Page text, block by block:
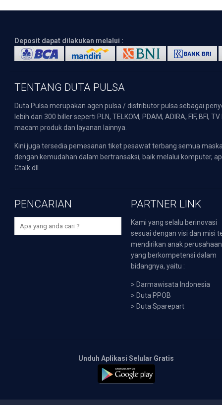
Deposit dapat dilakukan melalui :
TENTANG DUTA PULSA
Duta Pulsa merupakan agen pulsa / distributor pulsa sebagai
lebih dari 300 biller seperti PLN, TELKOM, PDAM, ADIRA, FIF,
macam produk dan layanan lainnya.
Kini juga tersedia pemesanan tiket pesawat terbang semua
dengan kemudahan dalam bertransaksi, baik melalui komputer,
Gtalk dll.
PENCARIAN PARTNER LINK
Kami yang selalu berinovasi
sesuai dengan visi dan misi
mendirikan anak perusahaan
yang berkompetensi dalam
bidangnya, yaitu :
> Darmawisata Indonesia
> Duta PPOB
> Duta Sparepart
Unduh Aplikasi Selular Gratis